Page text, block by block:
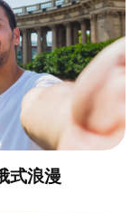
式浪漫